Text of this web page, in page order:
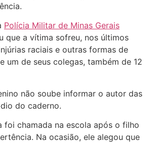
Polícia Militar de Minas Gerais
que a vítima sofreu, nos últimos
raciais e outras formas de
um de seus colegas, também de 12
não soube informar o autor das
do caderno.
foi chamada na escola após o filho
Na ocasião, ele alegou que